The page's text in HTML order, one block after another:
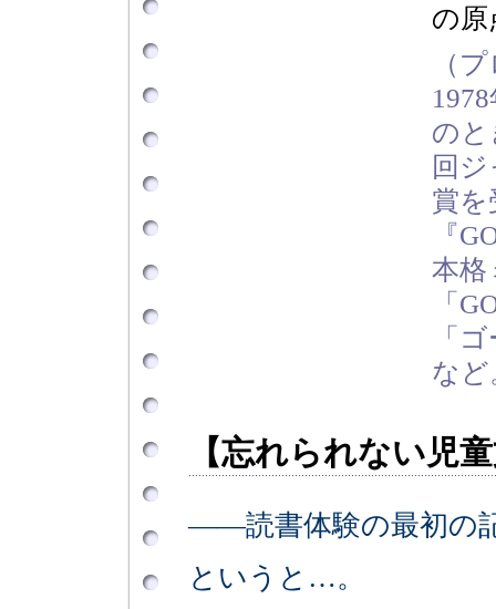
の原
（
のと
回
賞を
『
本格
「
「
など
【忘れられない児
――読書体験の最初の
というと…。